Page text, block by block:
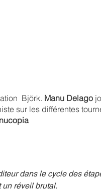
Björk. Manu Delago
sur les différentes
dans le cycle des
un réveil brutal.